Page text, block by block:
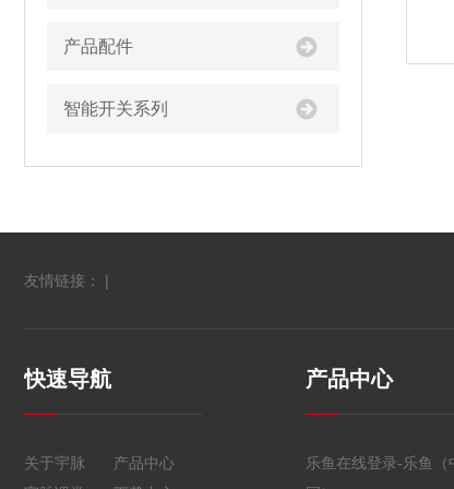
产品配件
智能开关系列
友情链接： |
快速导航
关于宇脉
产品中心
产品中心
乐鱼在线登录-乐鱼（